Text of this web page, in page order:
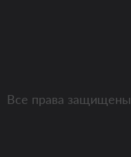
Все права защищены